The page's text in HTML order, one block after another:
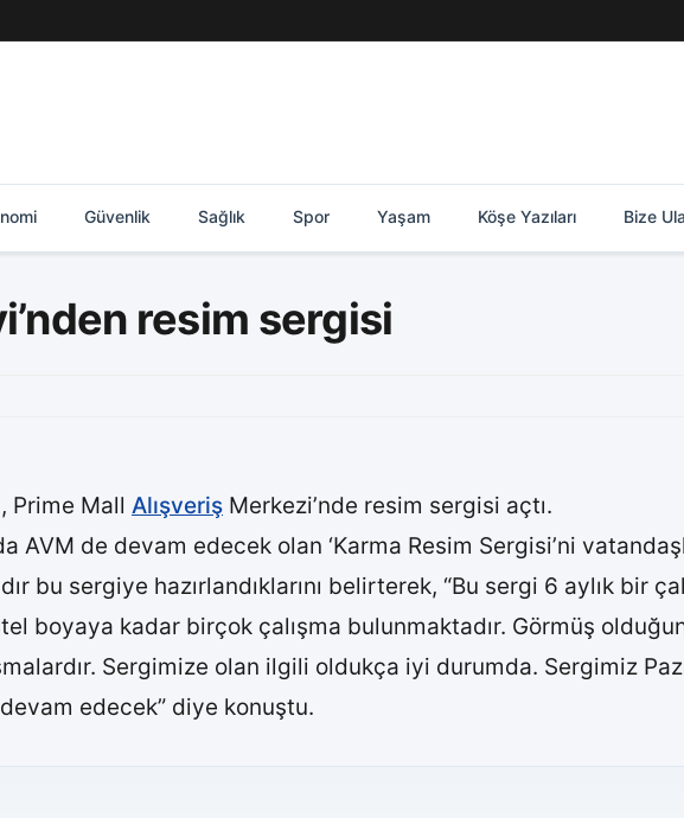
Güvenlik Sağlık Spor Yaşam Köşe Yazıları Bize
resim sergisi
Prime Mall Alışveriş Merkezi’nde resim sergisi açtı.
AVM de devam edecek olan ‘Karma Resim Sergisi’ni
bu sergiye hazırlandıklarını belirterek, “Bu sergi 6 aylık bir
boyaya kadar birçok çalışma bulunmaktadır. Görmüş
Sergimize olan ilgili oldukça iyi durumda. Sergimiz
edecek” diye konuştu.